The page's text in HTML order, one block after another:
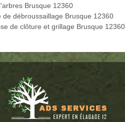
Brusque 12360
de débroussaillage Brusque 12360
de clôture et grillage Brusque 12360